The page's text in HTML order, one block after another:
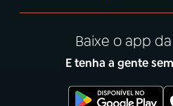
Baixe o app
E tenha a gente